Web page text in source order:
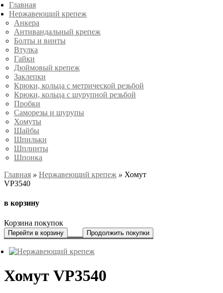
Главная
Нержавеющий крепеж
Анкера
Антивандальный крепеж
Болты и винты
Втулка
Гайки
Дюймовый крепеж
Заклепки
Крюки, кольца с метрической резьбой
Крюки, кольца с шурупной резьбой
Пробки
Саморезы и шурупы
Хомуты
Шайбы
Шпильки
Шплинты
Шпонка
Главная » Нержавеющий крепеж » Хомут
VP3540
в корзину
Корзина покупок
Перейти в корзину Продолжить покупки
Хомут VP3540